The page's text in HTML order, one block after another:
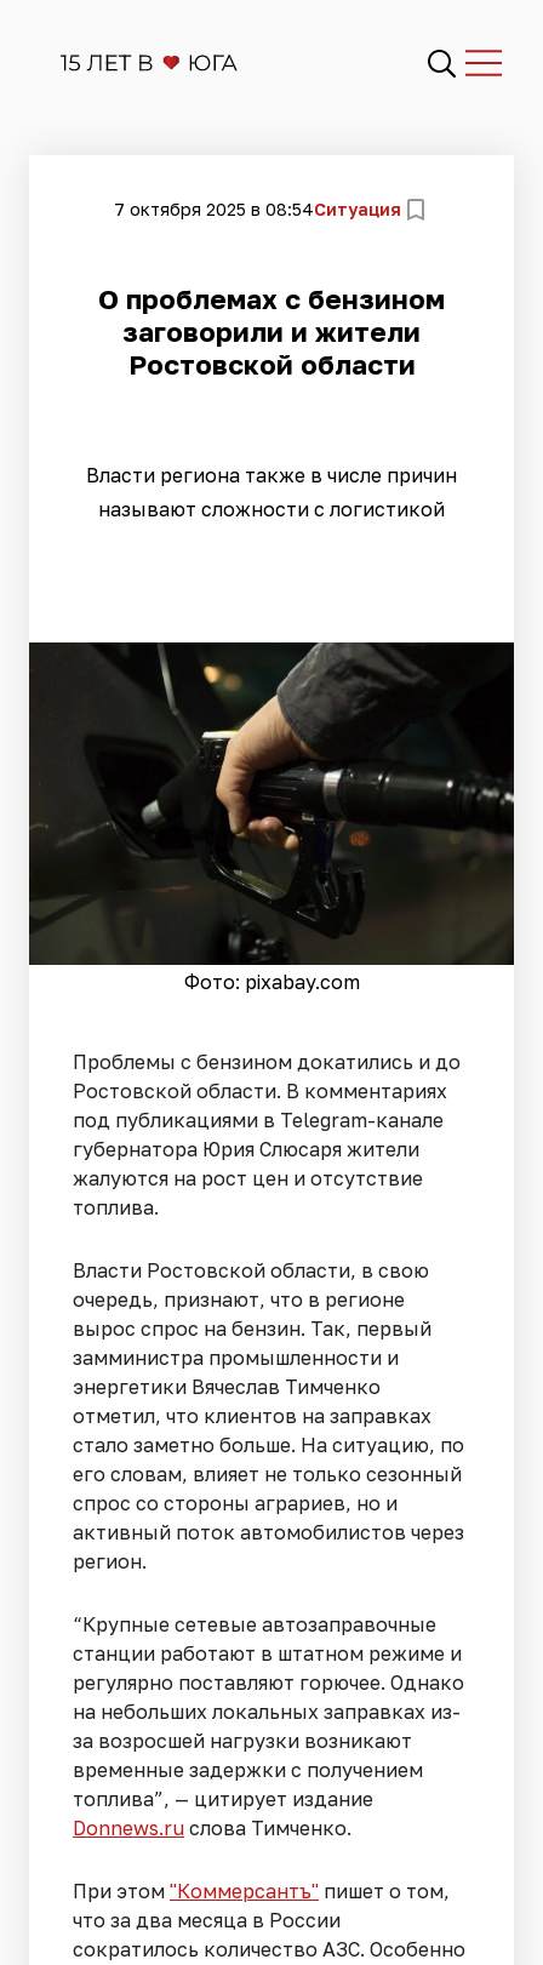
7 октября 2025 в 08:54Ситуация
О проблемах с бензином
заговорили и жители
Ростовской области
Власти региона также в числе причин
называют сложности с логистикой
Фото: pixabay.com
Проблемы с бензином докатились и до
Ростовской области. В комментариях
под публикациями в Telegram-канале
губернатора Юрия Слюсаря жители
жалуются на рост цен и отсутствие
топлива.
Власти Ростовской области, в свою
очередь, признают, что в регионе
вырос спрос на бензин. Так, первый
замминистра промышленности и
энергетики Вячеслав Тимченко
отметил, что клиентов на заправках
стало заметно больше. На ситуацию, по
его словам, влияет не только сезонный
спрос со стороны аграриев, но и
активный поток автомобилистов через
регион.
“Крупные сетевые автозаправочные
станции работают в штатном режиме и
регулярно поставляют горючее. Однако
на небольших локальных заправках из-
за возросшей нагрузки возникают
временные задержки с получением
топлива”, — цитирует издание
Donnews.ru слова Тимченко.
При этом "Коммерсантъ" пишет о том,
что за два месяца в России
сократилось количество АЗС. Особенно